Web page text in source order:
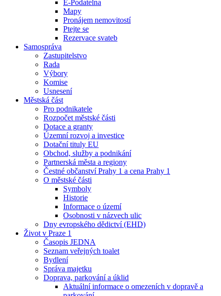
E-Podatelna
Mapy
Pronájem nemovitostí
Ptejte se
Rezervace svateb
Samospráva
Zastupitelstvo
Rada
Výbory
Komise
Usnesení
Městská část
Pro podnikatele
Rozpočet městské části
Dotace a granty
Územní rozvoj a investice
Dotační tituly EU
Obchod, služby a podnikání
Partnerská města a regiony
Čestné občanství Prahy 1 a cena Prahy 1
O městské části
Symboly
Historie
Informace o území
Osobnosti v názvech ulic
Dny evropského dědictví (EHD)
Život v Praze 1
Časopis JEDNA
Seznam veřejných toalet
Bydlení
Správa majetku
Doprava, parkování a úklid
Aktuální informace o omezeních v dopravě a